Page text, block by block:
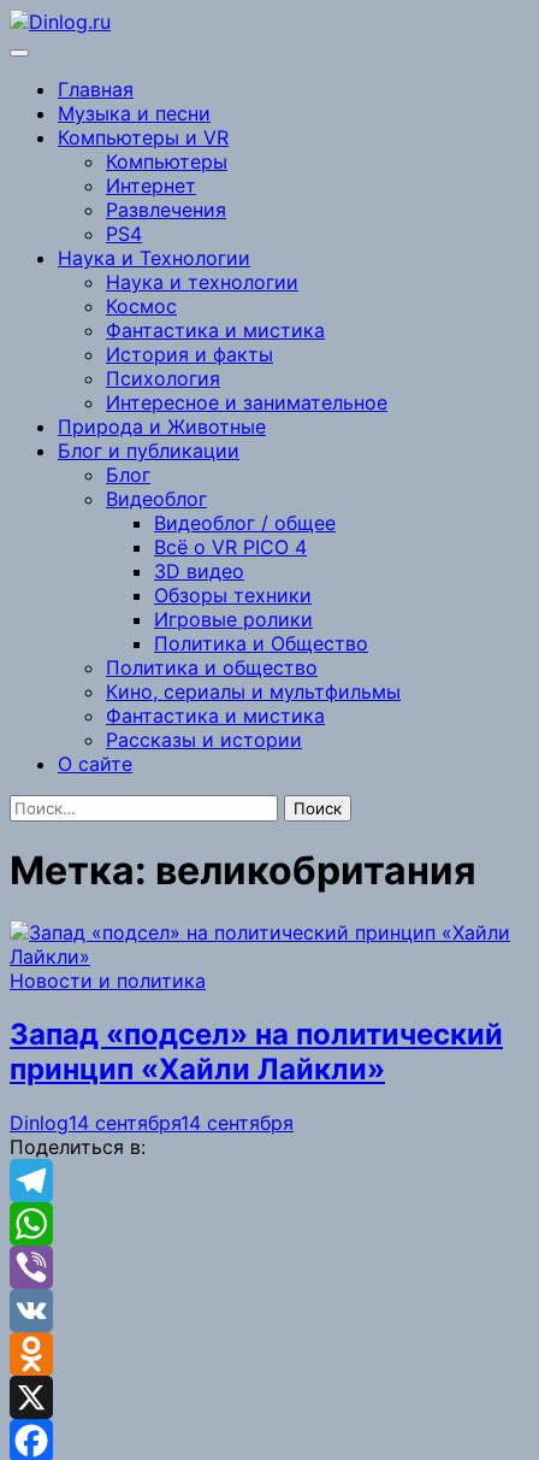
Перейти
к
Главная
Музыка и песни
Компьютеры и VR
Компьютеры
Интернет
Развлечения
PS4
Наука и Технологии
Наука и технологии
Космос
Фантастика и мистика
История и факты
Психология
Интересное и занимательное
Природа и Животные
Блог и публикации
Блог
Видеоблог
Видеоблог / общее
Всё о VR PICO 4
3D видео
Обзоры техники
Игровые ролики
Политика и Общество
Политика и общество
Кино, сериалы и мультфильмы
Фантастика и мистика
Рассказы и истории
О сайте
Найти:
Метка: великобритания
Новости и политика
Запад «подсел» на политический
принцип «Хайли Лайкли»
Dinlog14 сентября14 сентября
Поделиться в:
Telegram
WhatsApp
Viber
VK
Odnoklassniki
X